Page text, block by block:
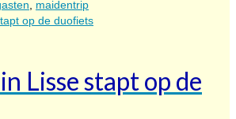
, maidentrip
Lisse stapt op de